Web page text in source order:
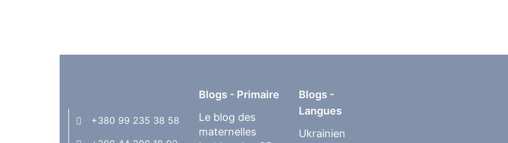
+380 99 235 38 58
Blogs - Primaire
Le blog des
maternelles
Blogs -
Langues
Ukrainien